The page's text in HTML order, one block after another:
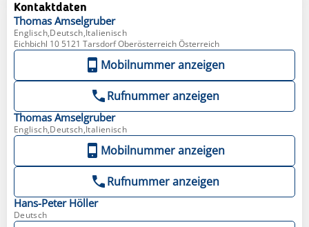
Kontaktdaten
Thomas Amselgruber
Englisch,Deutsch,Italienisch
Eichbichl 10 5121 Tarsdorf Oberösterreich Österreich
Mobilnummer anzeigen
Rufnummer anzeigen
Thomas Amselgruber
Englisch,Deutsch,Italienisch
Mobilnummer anzeigen
Rufnummer anzeigen
Hans-Peter Höller
Deutsch